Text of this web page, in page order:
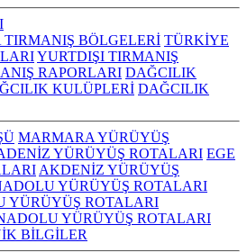
TIRMANIŞ BÖLGELERİ TÜRKİYE
YURTDIŞI TIRMANIŞ
RAPORLARI DAĞCILIK
KULÜPLERİ DAĞCILIK
MARMARA YÜRÜYÜŞ
YÜRÜYÜŞ ROTALARI EGE
AKDENİZ YÜRÜYÜŞ
YÜRÜYÜŞ ROTALARI
YÜRÜYÜŞ ROTALARI
YÜRÜYÜŞ ROTALARI
BİLGİLER